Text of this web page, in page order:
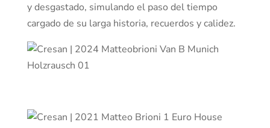
y desgastado, simulando el paso del tiempo
cargado de su larga historia, recuerdos y calidez.